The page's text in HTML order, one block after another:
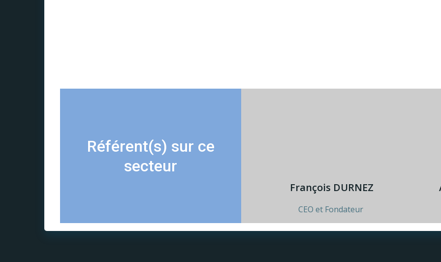
Référent(s) sur ce
secteur
François DURNEZ
CEO et Fondateur